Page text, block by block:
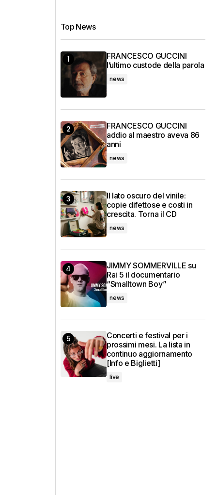
Top News
FRANCESCO GUCCINI
l’ultimo custode della parola
news
FRANCESCO GUCCINI
addio al maestro aveva 86
anni
news
Il lato oscuro del vinile:
copie difettose e costi in
crescita. Torna il CD
news
JIMMY SOMMERVILLE su
Rai 5 il documentario
“Smalltown Boy”
news
Concerti e festival per i
prossimi mesi. La lista in
continuo aggiornamento
[Info e Biglietti]
live